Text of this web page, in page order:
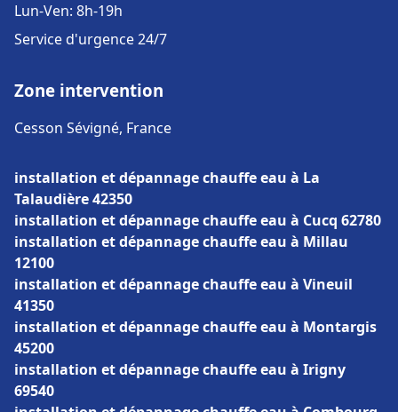
Lun-Ven: 8h-19h
Service d'urgence 24/7
Zone intervention
Cesson Sévigné, France
installation et dépannage chauffe eau à La
Talaudière 42350
installation et dépannage chauffe eau à Cucq 62780
installation et dépannage chauffe eau à Millau
12100
installation et dépannage chauffe eau à Vineuil
41350
installation et dépannage chauffe eau à Montargis
45200
installation et dépannage chauffe eau à Irigny
69540